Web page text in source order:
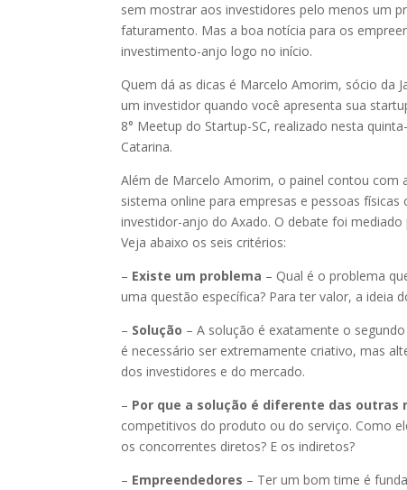
sem mostrar aos investidores pelo menos um
faturamento. Mas a boa notícia para os
investimento-anjo logo no início.
Quem dá as dicas é Marcelo Amorim, sócio da
um investidor quando você apresenta sua
8° Meetup do Startup-SC, realizado nesta
Catarina.
Além de Marcelo Amorim, o painel contou com
sistema online para empresas e pessoas
investidor-anjo do Axado. O debate foi
Veja abaixo os seis critérios:
– Existe um problema – Qual é o problema
uma questão específica? Para ter valor, a ideia
– Solução – A solução é exatamente o
é necessário ser extremamente criativo, mas
dos investidores e do mercado.
– Por que a solução é diferente das outras
competitivos do produto ou do serviço. Como
os concorrentes diretos? E os indiretos?
– Empreendedores – Ter um bom time é